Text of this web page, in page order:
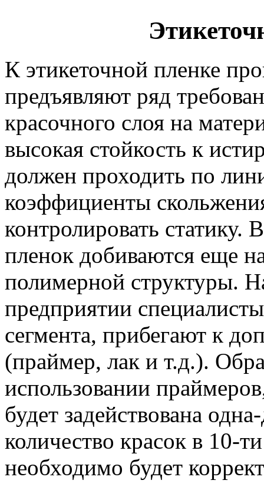
К этикеточной пленке
предъявляют ряд
красочного слоя на
высокая стойкость к
должен проходить по
коэффициенты
контролировать статику.
пленок добиваются еще
полимерной структуры.
предприятии
сегмента, прибегают к
(праймер, лак и т.д.).
использовании
будет задействована
количество красок в 10-
необходимо будет